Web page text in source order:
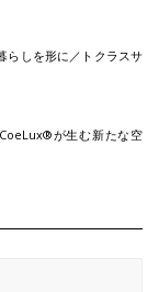
らしを形に／トクラスサ
が生む新たな空